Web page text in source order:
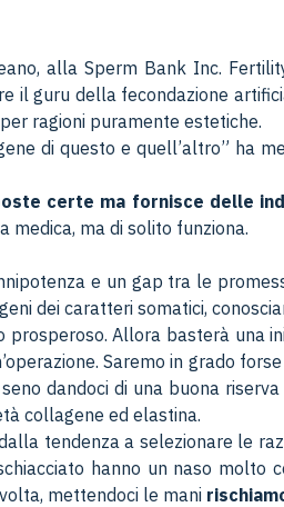
alla Sperm Bank Inc.
il guru della fecondazione
ragioni puramente estetiche.
di questo e quell’altro” ha
certe ma fornisce delle
medica, ma di solito funziona.
e un gap tra le
dei caratteri somatici,
Allora basterà una
Saremo in grado
dandoci di una buona
collagene ed elastina.
tendenza a selezionare le
hanno un naso molto
mettendoci le mani